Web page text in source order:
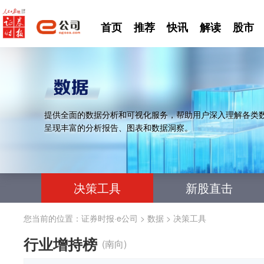
首页 推荐 快讯 解读 股市
提供全面的数据分析和可视化服务，帮助用户深入理解各
呈现丰富的分析报告、图表和数据洞察。
决策工具 新股直击
您当前的位置： 证券时报·e公司 > 数据 > 决策工具
行业增持榜 (南向)